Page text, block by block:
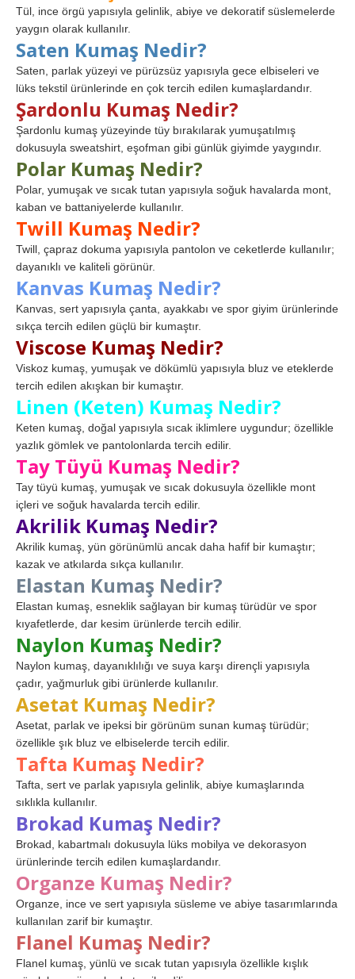
Tül, ince örgü yapısıyla gelinlik, abiye ve dekoratif süslemelerde
yaygın olarak kullanılır.
Saten Kumaş Nedir?
Saten, parlak yüzeyi ve pürüzsüz yapısıyla gece elbiseleri ve
lüks tekstil ürünlerinde en çok tercih edilen kumaşlardandır.
Şardonlu Kumaş Nedir?
Şardonlu kumaş yüzeyinde tüy bırakılarak yumuşatılmış
dokusuyla sweatshirt, eşofman gibi günlük giyimde yaygındır.
Polar Kumaş Nedir?
Polar, yumuşak ve sıcak tutan yapısıyla soğuk havalarda mont,
kaban ve battaniyelerde kullanılır.
Twill Kumaş Nedir?
Twill, çapraz dokuma yapısıyla pantolon ve ceketlerde kullanılır;
dayanıklı ve kaliteli görünür.
Kanvas Kumaş Nedir?
Kanvas, sert yapısıyla çanta, ayakkabı ve spor giyim ürünlerinde
sıkça tercih edilen güçlü bir kumaştır.
Viscose Kumaş Nedir?
Viskoz kumaş, yumuşak ve dökümlü yapısıyla bluz ve eteklerde
tercih edilen akışkan bir kumaştır.
Linen (Keten) Kumaş Nedir?
Keten kumaş, doğal yapısıyla sıcak iklimlere uygundur; özellikle
yazlık gömlek ve pantolonlarda tercih edilir.
Tay Tüyü Kumaş Nedir?
Tay tüyü kumaş, yumuşak ve sıcak dokusuyla özellikle mont
içleri ve soğuk havalarda tercih edilir.
Akrilik Kumaş Nedir?
Akrilik kumaş, yün görünümlü ancak daha hafif bir kumaştır;
kazak ve atkılarda sıkça kullanılır.
Elastan Kumaş Nedir?
Elastan kumaş, esneklik sağlayan bir kumaş türüdür ve spor
kıyafetlerde, dar kesim ürünlerde tercih edilir.
Naylon Kumaş Nedir?
Naylon kumaş, dayanıklılığı ve suya karşı dirençli yapısıyla
çadır, yağmurluk gibi ürünlerde kullanılır.
Asetat Kumaş Nedir?
Asetat, parlak ve ipeksi bir görünüm sunan kumaş türüdür;
özellikle şık bluz ve elbiselerde tercih edilir.
Tafta Kumaş Nedir?
Tafta, sert ve parlak yapısıyla gelinlik, abiye kumaşlarında
sıklıkla kullanılır.
Brokad Kumaş Nedir?
Brokad, kabartmalı dokusuyla lüks mobilya ve dekorasyon
ürünlerinde tercih edilen kumaşlardandır.
Organze Kumaş Nedir?
Organze, ince ve sert yapısıyla süsleme ve abiye tasarımlarında
kullanılan zarif bir kumaştır.
Flanel Kumaş Nedir?
Flanel kumaş, yünlü ve sıcak tutan yapısıyla özellikle kışlık